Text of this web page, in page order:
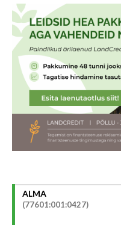
ALMA
(77601:001:0427)